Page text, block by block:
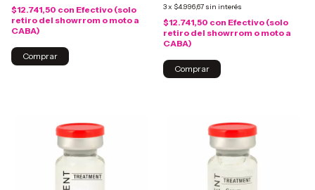
$12.741,50 con Efectivo (solo
retiro del showrrom o moto a
CABA)
3x $4.996,67 sin interés
$12.741,50 con Efectivo (solo
retiro del showrrom o moto a
CABA)